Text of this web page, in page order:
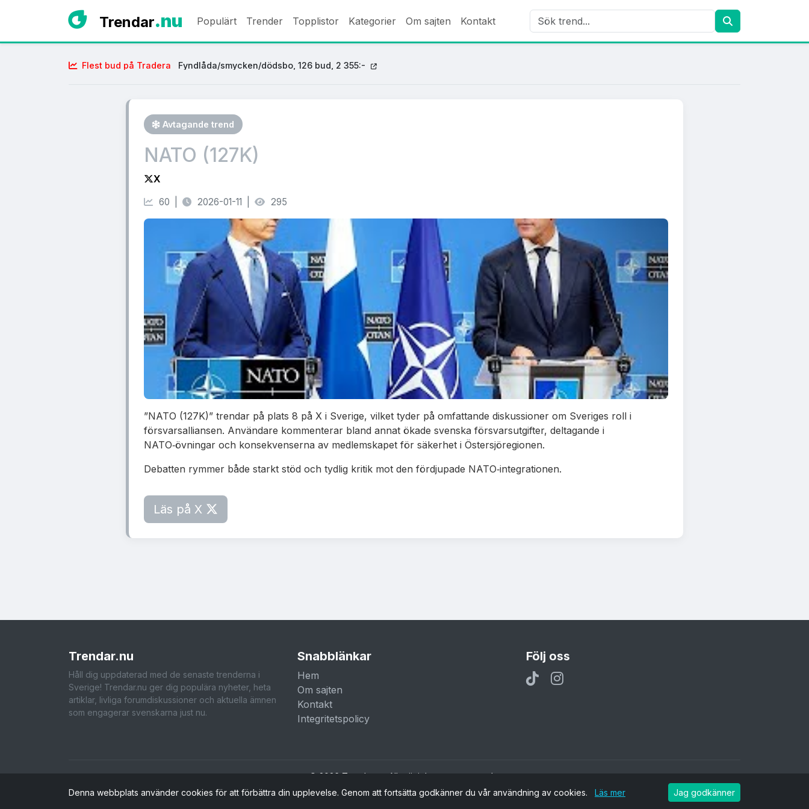
Trendar.nu Populärt Trender Topplistor Kategorier Om sajten Kontakt
Flest bud på Tradera Fyndlåda/smycken/dödsbo, 126 bud, 2 355:-
Avtagande trend
NATO (127K)
X
60 | 2026-01-11 | 295
”NATO (127K)” trendar på plats 8 på X i Sverige, vilket tyder på omfattande diskussioner om Sveriges roll i
försvarsalliansen. Användare kommenterar bland annat ökade svenska försvarsutgifter, deltagande i
NATO‑övningar och konsekvenserna av medlemskapet för säkerhet i Östersjöregionen.
Debatten rymmer både starkt stöd och tydlig kritik mot den fördjupade NATO‑integrationen.
Läs på X
Trendar.nu
Håll dig uppdaterad med de senaste trenderna i
Sverige! Trendar.nu ger dig populära nyheter, heta
artiklar, livliga forumdiskussioner och aktuella ämnen
som engagerar svenskarna just nu.
Snabblänkar
Hem
Om sajten
Kontakt
Integritetspolicy
Följ oss
© 2026 Trendar.nu. Alla rättigheter reserverade.
Denna webbplats använder cookies för att förbättra din upplevelse. Genom att fortsätta godkänner du vår användning av cookies.
Läs mer Jag godkänner